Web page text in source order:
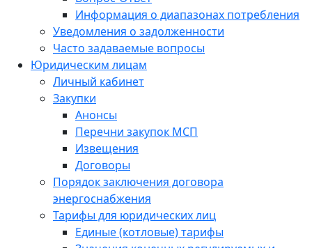
Информация о диапазонах потребления
Уведомления о задолженности
Часто задаваемые вопросы
Юридическим лицам
Личный кабинет
Закупки
Анонсы
Перечни закупок МСП
Извещения
Договоры
Порядок заключения договора
энергоснабжения
Тарифы для юридических лиц
Единые (котловые) тарифы